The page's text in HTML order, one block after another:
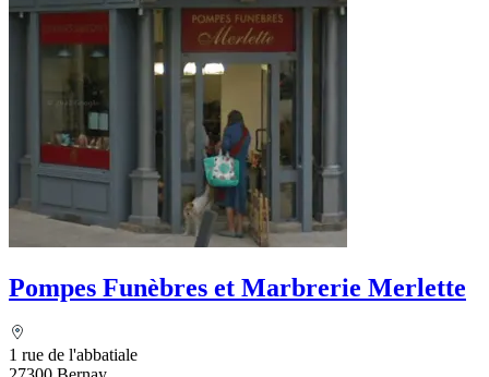
Pompes Funèbres et Marbrerie Merlette
1 rue de l'abbatiale